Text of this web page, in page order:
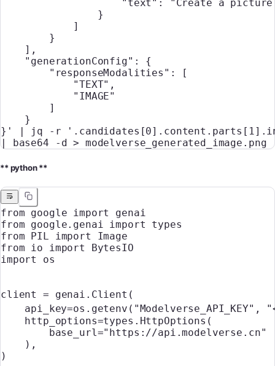
"text": "Create a
                }
            ]
        }
    ],
    "generationConfig": {
        "responseModalities": [
            "TEXT",
            "IMAGE"
        ]
    }
}'
jq -r
|
base64 -d > modelverse_generated_image.png
** python **
from google import
genai
from google.genai import types
from PIL import Image
from io import
BytesIO
import
os
client = genai.Client(
    api_key
=os.getenv( "Modelverse_API_KEY" ,
    http_options
=types.HttpOptions(
        base_url
="https://api.modelverse.cn"
    ),
)